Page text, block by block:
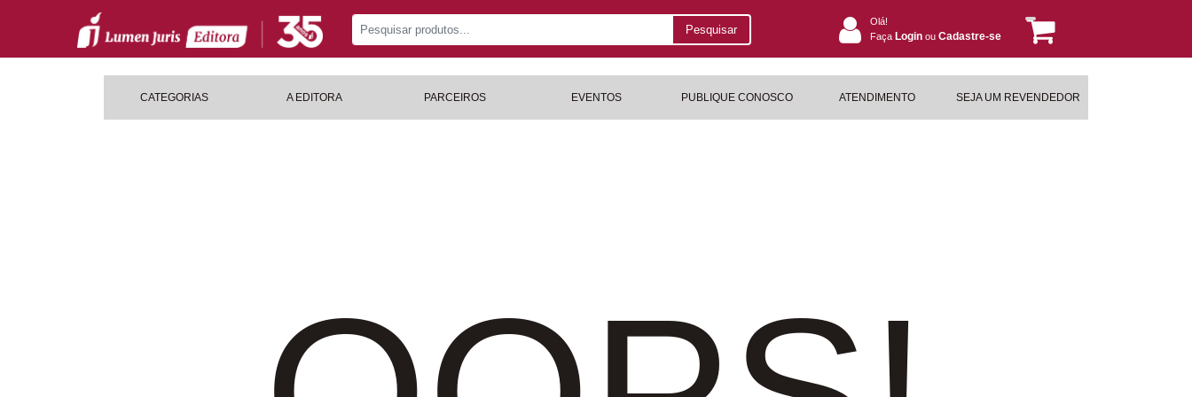
Pesquisar
Olá!
Faça Login ou Cadastre-se
CATEGORIAS A EDITORA PARCEIROS EVENTOS PUBLIQUE CONOSCO ATENDIMENTO SEJA UM REVENDEDOR